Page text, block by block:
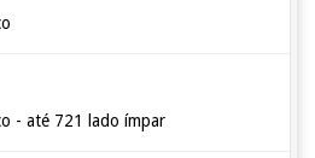
- até 721 lado ímpar